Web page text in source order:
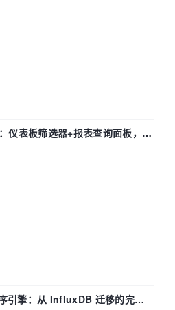
仪表板筛选器+报表查询面板，参
引擎：从 InfluxDB 迁移的完整